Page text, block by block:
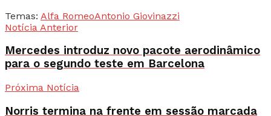
Temas: Alfa RomeoAntonio Giovinazzi
Notícia Anterior
Mercedes introduz novo pacote aerodinâmico
para o segundo teste em Barcelona
Próxima Notícia
Norris termina na frente em sessão marcada